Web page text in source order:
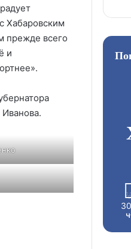
Хабаровским
прежде всего
и
30